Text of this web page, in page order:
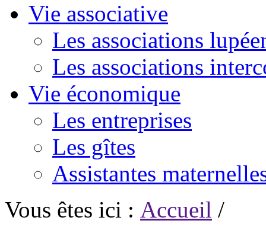
Vie associative
Les associations
Les associations
Vie économique
Les entreprises
Les gîtes
Assistantes
Vous êtes ici : Accueil /